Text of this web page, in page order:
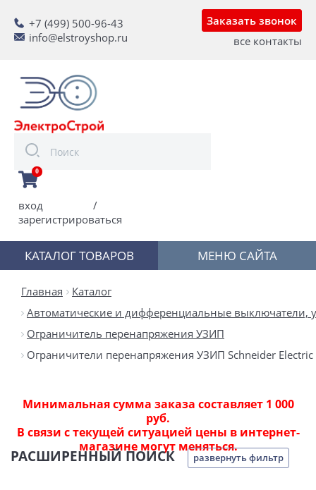
+7 (499) 500-96-43
info@elstroyshop.ru
Заказать звонок
все контакты
0
вход
/
зарегистрироваться
КАТАЛОГ ТОВАРОВ МЕНЮ САЙТА
Главная
Каталог
Автоматические и дифференциальные выключатели,
Ограничитель перенапряжения УЗИП
Ограничители перенапряжения УЗИП Schneider Electric
Минимальная сумма заказа составляет 1 000
руб.
В связи с текущей ситуацией цены в интернет-
магазине могут меняться.
РАСШИРЕННЫЙ ПОИСК развернуть фильтр